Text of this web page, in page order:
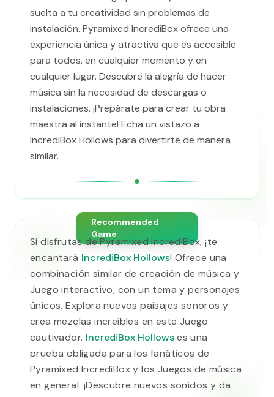
suelta a tu creatividad sin problemas de
instalación. Pyramixed IncrediBox ofrece una
experiencia única y atractiva que es accesible
para todos, en cualquier momento y en
cualquier lugar. Descubre la alegría de hacer
música sin la necesidad de descargas o
instalaciones. ¡Prepárate para crear tu obra
maestra al instante! Echa un vistazo a
IncrediBox Hollows para divertirte de manera
similar.
Recommended
Game
Si disfrutas de Pyramixed IncrediBox, ¡te
encantará IncrediBox Hollows! Ofrece una
combinación similar de creación de música y
Juego interactivo, con un tema y personajes
únicos. Explora nuevos paisajes sonoros y
crea mezclas increíbles en este Juego
cautivador. IncrediBox Hollowses una
prueba obligada para los fanáticos de
Pyramixed IncrediBox y los Juegos de música
en general. ¡Descubre nuevos sonidos y da